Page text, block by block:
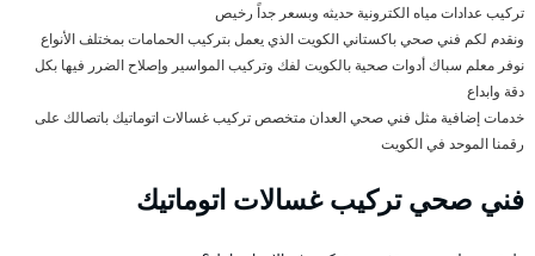
تركيب عدادات مياه الكترونية حديثه وبسعر جداً رخيص
ونقدم لكم فني صحي باكستاني الكويت الذي يعمل بتركيب الحمامات بمختلف الأنواع
نوفر معلم سباك أدوات صحية بالكويت لفك وتركيب المواسير وإصلاح الضرر فيها بكل
دقة وابداع
خدمات إضافية مثل فني صحي العدان متخصص تركيب غسالات اتوماتيك باتصالك على
رقمنا الموحد في الكويت
فني صحي تركيب غسالات اتوماتيك